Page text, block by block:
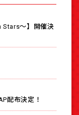
Stars〜】開催決
配布決定！